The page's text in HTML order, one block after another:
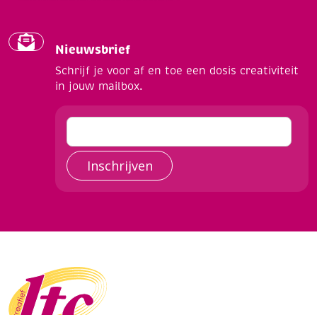
Nieuwsbrief
Schrijf je voor af en toe een dosis creativiteit
in jouw mailbox.
Inschrijven